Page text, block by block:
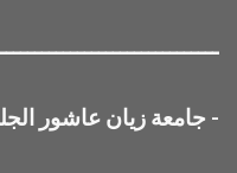
- جامعة زيان عاشور